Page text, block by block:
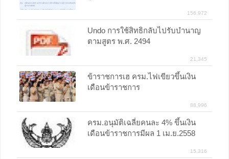
156,972
Undo การใช้สิทธิกลับไปรับบำนาญ
ตามสูตร พ.ศ. 2494
21,345
ข้าราชการเฮ ครม.ไฟเขียวขึ้นเงิน
เดือนข้าราชการ
88,996
ครม.อนุมัติเฉลี่ยคนละ 4% ขึ้นเงิน
เดือนข้าราชการมีผล 1 เม.ย.2558
15,316